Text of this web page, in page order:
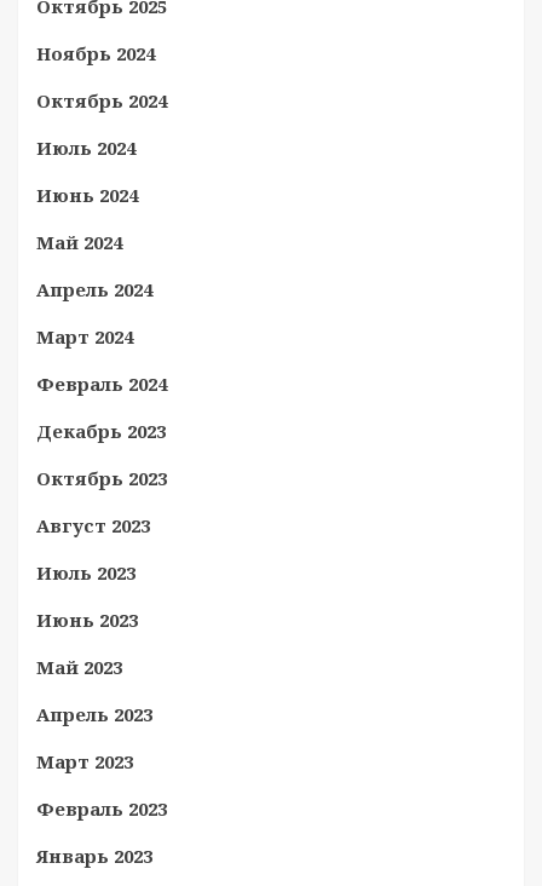
Октябрь 2025
Ноябрь 2024
Октябрь 2024
Июль 2024
Июнь 2024
Май 2024
Апрель 2024
Март 2024
Февраль 2024
Декабрь 2023
Октябрь 2023
Август 2023
Июль 2023
Июнь 2023
Май 2023
Апрель 2023
Март 2023
Февраль 2023
Январь 2023